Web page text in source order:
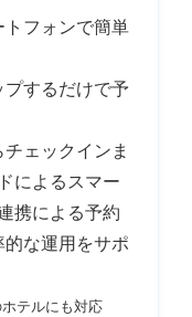
トフォンで簡単
プするだけで予
ェックインま
によるスマー
携による予約
な運用をサポ
テルにも対応